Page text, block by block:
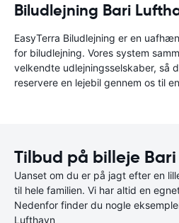
Biludlejning Bari
EasyTerra Biludlejning er en
for biludlejning. Vores system
velkendte udlejningsselskaber, så
reservere en lejebil gennem os til
Tilbud på billeje
Uanset om du er på jagt efter en
til hele familien. Vi har altid en
Nedenfor finder du nogle
Lufthavn